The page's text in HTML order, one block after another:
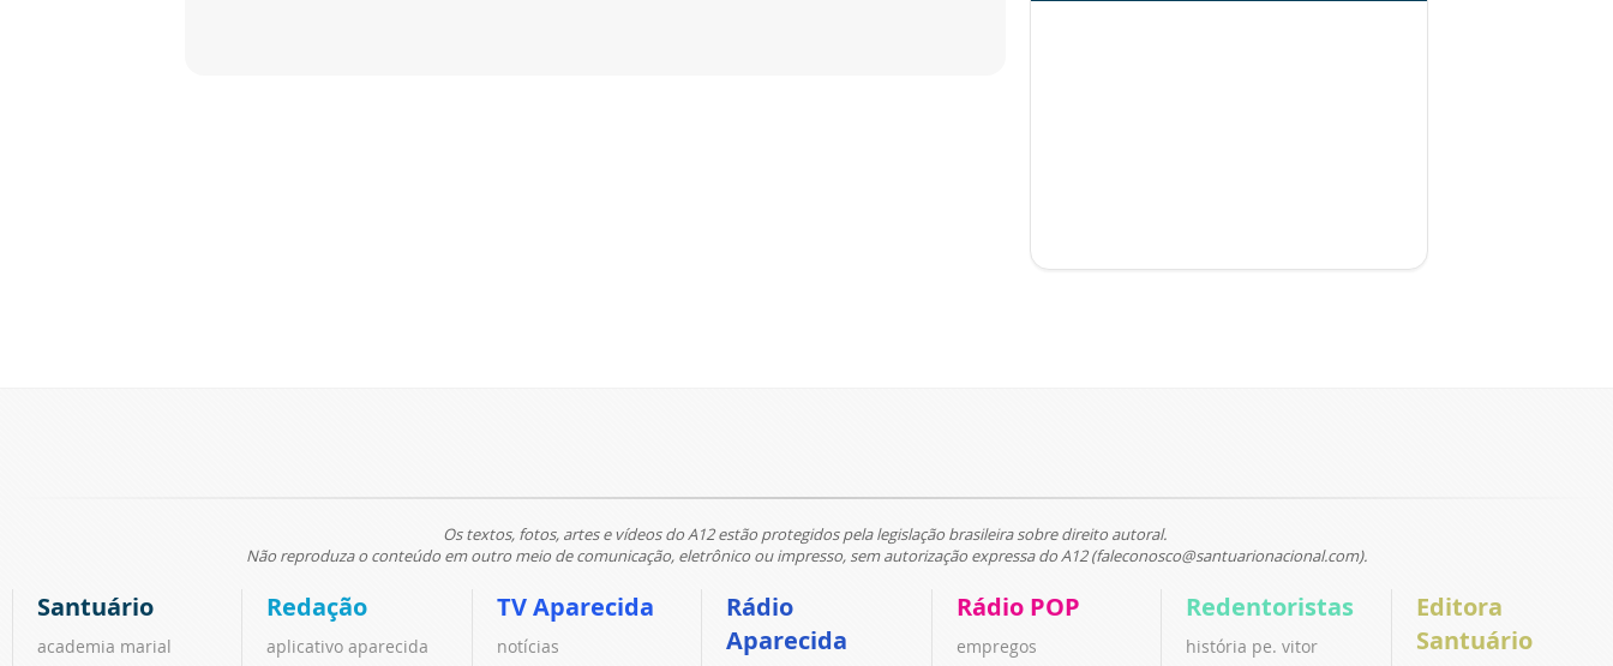
Os textos, fotos, artes e vídeos do A12 estão protegidos pela legislação brasileira sobre direito autoral.
Não reproduza o conteúdo em outro meio de comunicação, eletrônico ou impresso, sem autorização expressa do A12 (faleconosco@santuarionacional.com).
Santuário
academia marial
Redação
aplicativo aparecida
TV Aparecida
notícias
Rádio
Aparecida
Rádio POP
empregos
Redentoristas
história pe. vitor
Editora
Santuário